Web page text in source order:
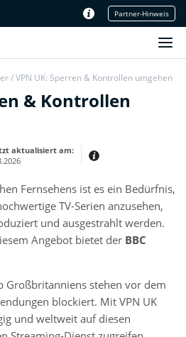
Partner-Hinweis
/VPN UK: Sperren & Kontrollen umgehen
& Kontrollen
aktualisiert am:
Kategorietexte sowie
ist relativ bunt,
der Fachhochschule
Fernsehens ist es ein Bedürfnis,
TV-Serien anzusehen,
und ausgestrahlt werden.
Angebot bietet der BBC
Großbritanniens stehen vor dem
blockiert. Mit VPN UK
und weltweit auf diesen